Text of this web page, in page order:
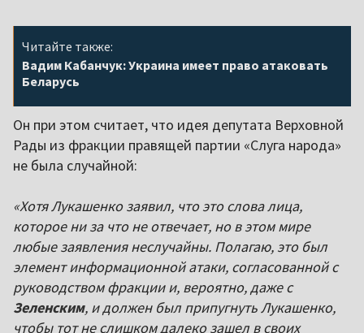
Читайте также:
Вадим Кабанчук: Украина имеет право атаковать
Беларусь
Он при этом считает, что идея депутата Верховной
Рады из фракции правящей партии «Слуга народа»
не была случайной:
«Хотя Лукашенко заявил, что это слова лица,
которое ни за что не отвечает, но в этом мире
любые заявления неслучайны. Полагаю, это был
элемент информационной атаки, согласованной с
руководством фракции и, вероятно, даже с
Зеленским, и должен был припугнуть Лукашенко,
чтобы тот не слишком далеко зашел в своих